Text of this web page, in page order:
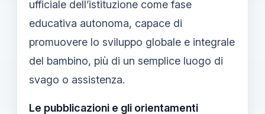
ufficiale dell’istituzione come fase
educativa autonoma, capace di
promuovere lo sviluppo globale e integrale
del bambino, più di un semplice luogo di
svago o assistenza.
Le pubblicazioni e gli orientamenti